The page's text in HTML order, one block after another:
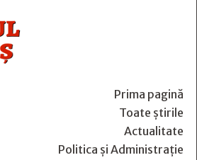
Prima pagină
Toate știrile
Actualitate
Politica și Administrație